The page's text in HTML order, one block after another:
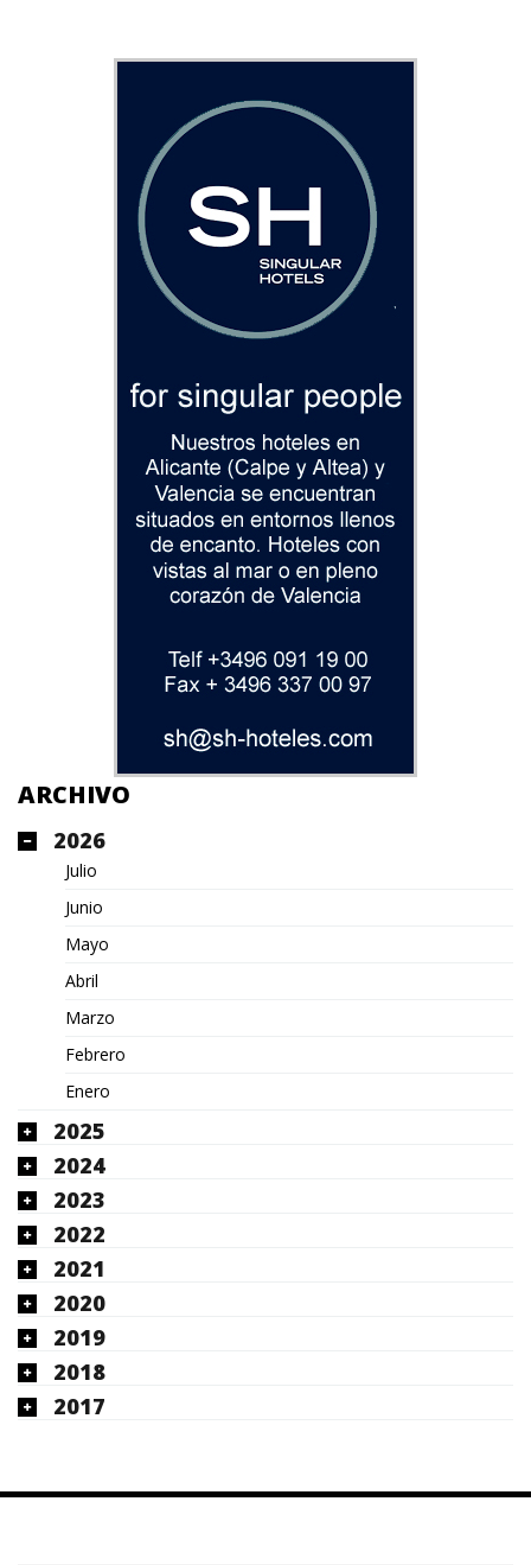
ARCHIVO
2026
Julio
Junio
Mayo
Abril
Marzo
Febrero
Enero
2025
2024
2023
2022
2021
2020
2019
2018
2017